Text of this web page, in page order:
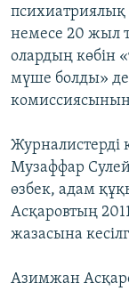
немесе 20 жыл
олардың көбін
мүше болды»
комиссиясының
Журналистерді
Музаффар
өзбек, адам
Асқаровтың
жазасына
Азимжан